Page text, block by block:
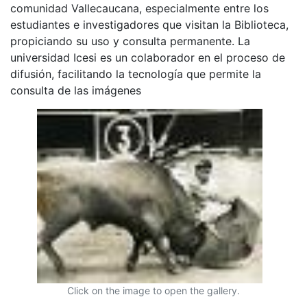
comunidad Vallecaucana, especialmente entre los
estudiantes e investigadores que visitan la Biblioteca,
propiciando su uso y consulta permanente. La
universidad Icesi es un colaborador en el proceso de
difusión, facilitando la tecnología que permite la
consulta de las imágenes
Click on the image to open the gallery.